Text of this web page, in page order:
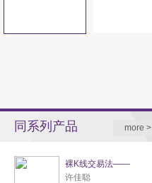
同系列产品 more >
裸K线交易法——
许佳聪